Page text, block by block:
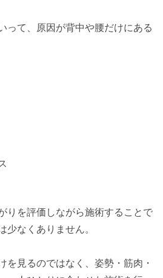
って、原因が背中や腰だけにある
りを評価しながら施術することで
少なくありません。
を見るのではなく、姿勢・筋肉・